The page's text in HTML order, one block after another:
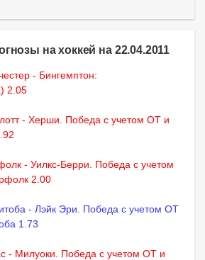
на хоккей на 22.04.2011
- Бингемптон:
2.05
- Херши. Победа с учетом ОТ и
- Уилкс-Берри. Победа с учетом
2.00
- Лэйк Эри. Победа с учетом ОТ
1.73
- Милуоки. Победа с учетом ОТ и